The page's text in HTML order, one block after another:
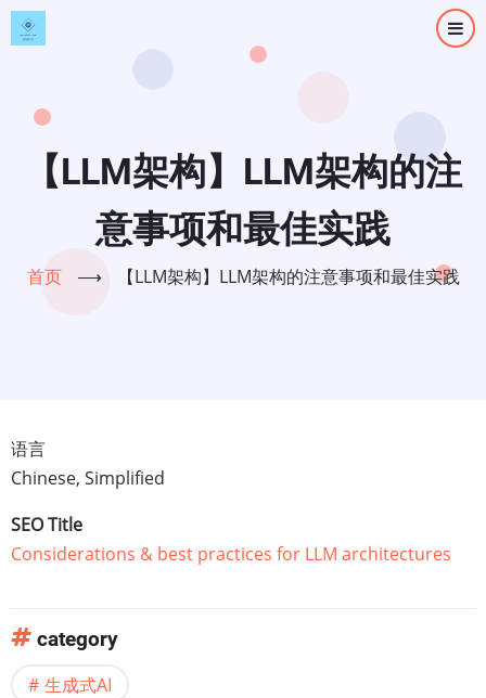
跳
转
【LLM架构】LLM架构的注
意事项和最佳实践
首页 ⟶ 【LLM架构】LLM架构的注意事项和最佳实践
语言
Chinese, Simplified
SEO Title
Considerations & best practices for LLM architectures
category
生成式AI